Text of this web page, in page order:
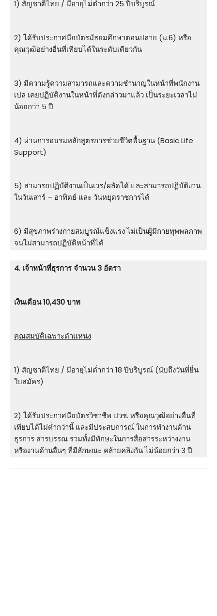
1) สัญชาติไทย / มีอายุไม่ต่ำกว่า 25 ปีบริบูรณ์
2) ได้รับประกาศนียบัตรมัธยมศึกษาตอนปลาย (ม.6) หรือ
คุณวุฒิอย่างอื่นที่เทียบได้ในระดับเดียวกัน
3) มีความรู้ความสามารถและความชำนาญในหน้าที่พนักงาน
เปล เคยปฏิบัติงานในหน้าที่ดังกล่าวมาแล้ว เป็นระยะเวลาไม่
น้อยกว่า 5 ปี
4) ผ่านการอบรมหลักสูตรการช่วยชีวิตพื้นฐาน (Basic Life
Support)
5) สามารถปฏิบัติงานเป็นเวร/ผลัดได้ และสามารถปฏิบัติงาน
ในวันเสาร์ – อาทิตย์ และ วันหยุดราชการได้
6) มีสุขภาพร่างกายสมบูรณ์แข็งแรง ไม่เป็นผู้มีกายทุพพลภาพ
จนไม่สามารถปฏิบัติหน้าที่ได้
4. เจ้าหน้าที่ธุรการ จำนวน 3 อัตรา
เงินเดือน 10,430 บาท
คุณสมบัติเฉพาะตำแหน่ง
1) สัญชาติไทย / มีอายุไม่ต่ำกว่า 18 ปีบริบูรณ์ (นับถึงวันที่ยื่น
ใบสมัคร)
2) ได้รับประกาศนียบัตรวิชาชีพ ปวช. หรือคุณวุฒิอย่างอื่นที่
เทียบได้ไม่ต่ำกว่านี้ และมีประสบการณ์ ในการทำงานด้าน
ธุรการ สารบรรณ รวมทั้งมีทักษะในการสื่อสารระหว่างงาน
หรืองานด้านอื่นๆ ที่มีลักษณะ คล้ายคลึงกัน ไม่น้อยกว่า 3 ปี